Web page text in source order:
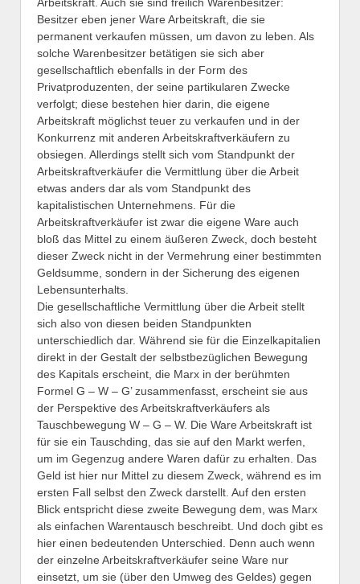
Besitzer eben jener Ware Arbeitskraft, die sie
permanent verkaufen müssen, um davon zu leben. Als
solche Warenbesitzer betätigen sie sich aber
gesellschaftlich ebenfalls in der Form des
Privatproduzenten, der seine partikularen Zwecke
verfolgt; diese bestehen hier darin, die eigene
Arbeitskraft möglichst teuer zu verkaufen und in der
Konkurrenz mit anderen Arbeitskraftverkäufern zu
obsiegen. Allerdings stellt sich vom Standpunkt der
Arbeitskraftverkäufer die Vermittlung über die Arbeit
etwas anders dar als vom Standpunkt des
kapitalistischen Unternehmens. Für die
Arbeitskraftverkäufer ist zwar die eigene Ware auch
bloß das Mittel zu einem äußeren Zweck, doch besteht
dieser Zweck nicht in der Vermehrung einer bestimmten
Geldsumme, sondern in der Sicherung des eigenen
Lebensunterhalts.
Die gesellschaftliche Vermittlung über die Arbeit stellt
sich also von diesen beiden Standpunkten
unterschiedlich dar. Während sie für die Einzelkapitalien
direkt in der Gestalt der selbstbezüglichen Bewegung
des Kapitals erscheint, die Marx in der berühmten
Formel G – W – G’ zusammenfasst, erscheint sie aus
der Perspektive des Arbeitskraftverkäufers als
Tauschbewegung W – G – W. Die Ware Arbeitskraft ist
für sie ein Tauschding, das sie auf den Markt werfen,
um im Gegenzug andere Waren dafür zu erhalten. Das
Geld ist hier nur Mittel zu diesem Zweck, während es im
ersten Fall selbst den Zweck darstellt. Auf den ersten
Blick entspricht diese zweite Bewegung dem, was Marx
als einfachen Warentausch beschreibt. Und doch gibt es
hier einen bedeutenden Unterschied. Denn auch wenn
der einzelne Arbeitskraftverkäufer seine Ware nur
einsetzt, um sie (über den Umweg des Geldes) gegen